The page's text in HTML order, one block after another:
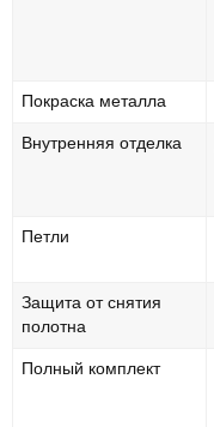
Покраска металла
Внутренняя отделка
Петли
Защита от снятия
полотна
Полный комплект